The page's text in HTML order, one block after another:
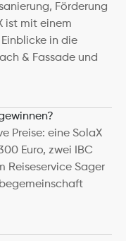
Förderung
ist mit einem
in die
& Fassade und
Preise: eine SolaX
Euro, zwei IBC
Reiseservice Sager